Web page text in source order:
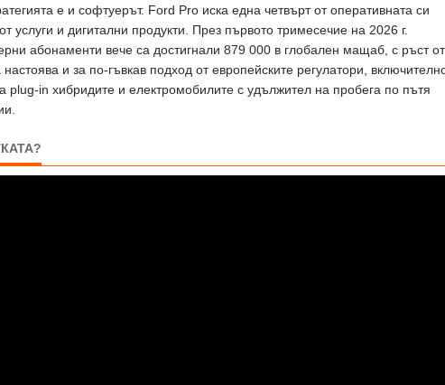
е и софтуерът. Ford Pro иска една четвърт от оперативната си
услуги и дигитални продукти. През първото тримесечие на 2026 г.
абонаменти вече са достигнали 879 000 в глобален мащаб, с ръст от
и за по-гъвкав подход от европейските регулатори,
plug-in хибридите и електромобилите с удължител на пробега по пътя